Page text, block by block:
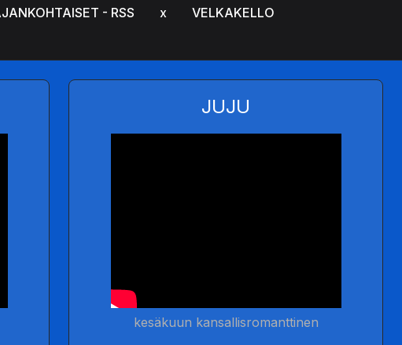
- RSS x
VELKAKELLO
JUJU
kesäkuun kansallisromanttinen